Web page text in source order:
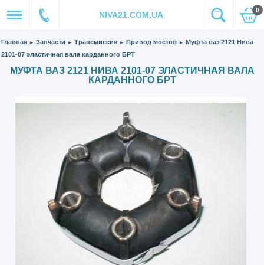
NIVA21.COM.UA 0
Главная ► Запчасти ► Трансмиссия ► Привод мостов ► Муфта ваз 2121 Нива
2101-07 эластичная вала карданного БРТ
МУФТА ВАЗ 2121 НИВА 2101-07 ЭЛАСТИЧНАЯ ВАЛА
КАРДАННОГО БРТ